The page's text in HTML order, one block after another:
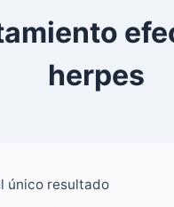
herpes
único resultado